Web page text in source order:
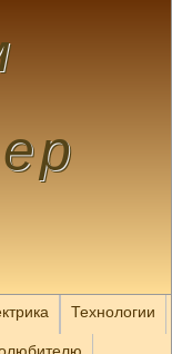
Технологии